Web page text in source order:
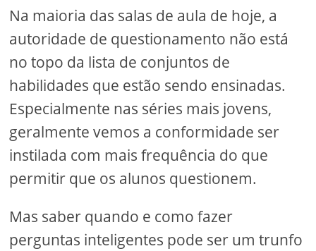
Na maioria das salas de aula de hoje, a
autoridade de questionamento não está
no topo da lista de conjuntos de
habilidades que estão sendo ensinadas.
Especialmente nas séries mais jovens,
geralmente vemos a conformidade ser
instilada com mais frequência do que
permitir que os alunos questionem.
Mas saber quando e como fazer
perguntas inteligentes pode ser um trunfo